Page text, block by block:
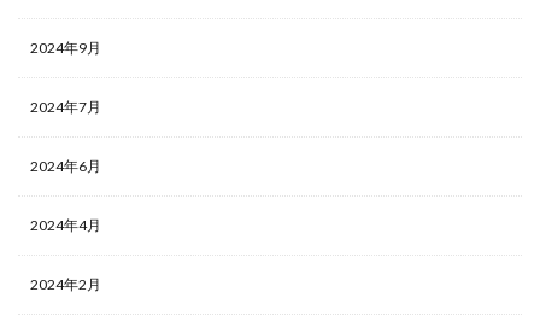
2024年9月
2024年7月
2024年6月
2024年4月
2024年2月